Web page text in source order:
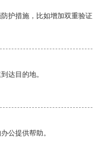
护措施，比如增加双重验
达目的地。
公提供帮助。